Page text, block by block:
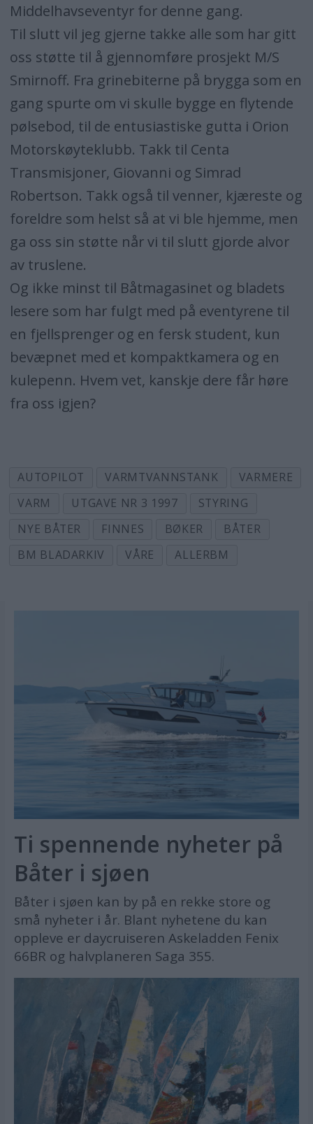
Middelhavseventyr for denne gang.
Til slutt vil jeg gjerne takke alle som har gitt
oss støtte til å gjennomføre prosjekt M/S
Smirnoff. Fra grinebiterne på brygga som en
gang spurte om vi skulle bygge en flytende
pølsebod, til de entusiastiske gutta i Orion
Motorskøyteklubb. Takk til Centa
Transmisjoner, Giovanni og Simrad
Robertson. Takk også til venner, kjæreste og
foreldre som helst så at vi ble hjemme, men
ga oss sin støtte når vi til slutt gjorde alvor
av truslene.
Og ikke minst til Båtmagasinet og bladets
lesere som har fulgt med på eventyrene til
en fjellsprenger og en fersk student, kun
bevæpnet med et kompaktkamera og en
kulepenn. Hvem vet, kanskje dere får høre
fra oss igjen?
AUTOPILOT VARMTVANNSTANK
VARMERE
VARM
UTGAVE NR 3 1997
STYRING
NYE BÅTER
FINNES BØKER
BÅTER
BM BLADARKIV
VÅRE ALLERBM
Ti spennende nyheter på
Båter i sjøen
Båter i sjøen kan by på en rekke store og
små nyheter i år. Blant nyhetene du kan
oppleve er daycruiseren Askeladden Fenix
66BR og halvplaneren Saga 355.